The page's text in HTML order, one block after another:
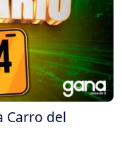
Carro del